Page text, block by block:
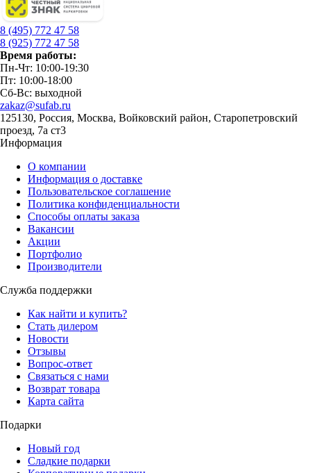
8 (495) 772 47 58
8 (925) 772 47 58
Время работы:
Пн-Чт: 10:00-19:30
Пт: 10:00-18:00
Сб-Вс: выходной
zakaz@sufab.ru
125130, Россия, Москва, Войковский район, Старопетровский
проезд, 7а ст3
Информация
О компании
Информация о доставке
Пользовательское соглашение
Политика конфиденциальности
Способы оплаты заказа
Вакансии
Акции
Портфолио
Производители
Служба поддержки
Как найти и купить?
Стать дилером
Новости
Отзывы
Вопрос-ответ
Связаться с нами
Возврат товара
Карта сайта
Подарки
Новый год
Сладкие подарки